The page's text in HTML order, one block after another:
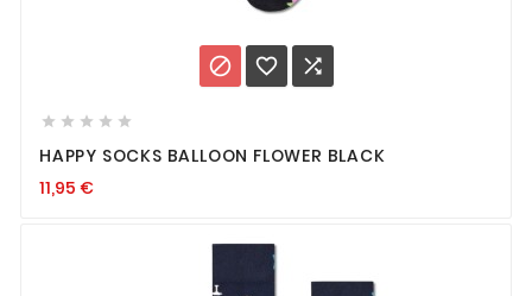
  
    
HAPPY SOCKS BALLOON FLOWER BLACK
11,95 €